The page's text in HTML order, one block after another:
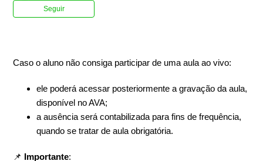
Seguir
Caso o aluno não consiga participar de uma aula ao vivo:
ele poderá acessar posteriormente a gravação da aula,
disponível no AVA;
a ausência será contabilizada para fins de frequência,
quando se tratar de aula obrigatória.
📌 Importante: